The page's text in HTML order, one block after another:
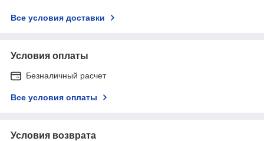
Все условия доставки
Условия оплаты
Безналичный расчет
Все условия оплаты
Условия возврата